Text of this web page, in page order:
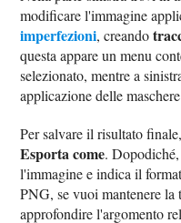
modificare l'immagine
imperfezioni, creando
questa appare un menu
selezionato, mentre a
applicazione delle
Per salvare il risultato
Esporta come.
l'immagine e indica il
PNG, se vuoi mantenere la
approfondire l'argomento